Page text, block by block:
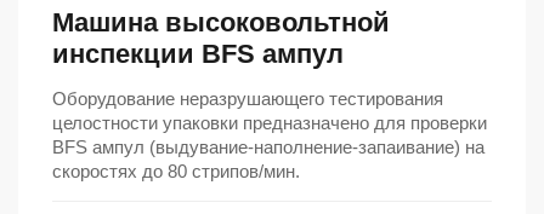
Машина высоковольтной
инспекции BFS ампул
Оборудование неразрушающего тестирования
целостности упаковки предназначено для проверки
BFS ампул (выдувание-наполнение-запаивание) на
скоростях до 80 стрипов/мин.